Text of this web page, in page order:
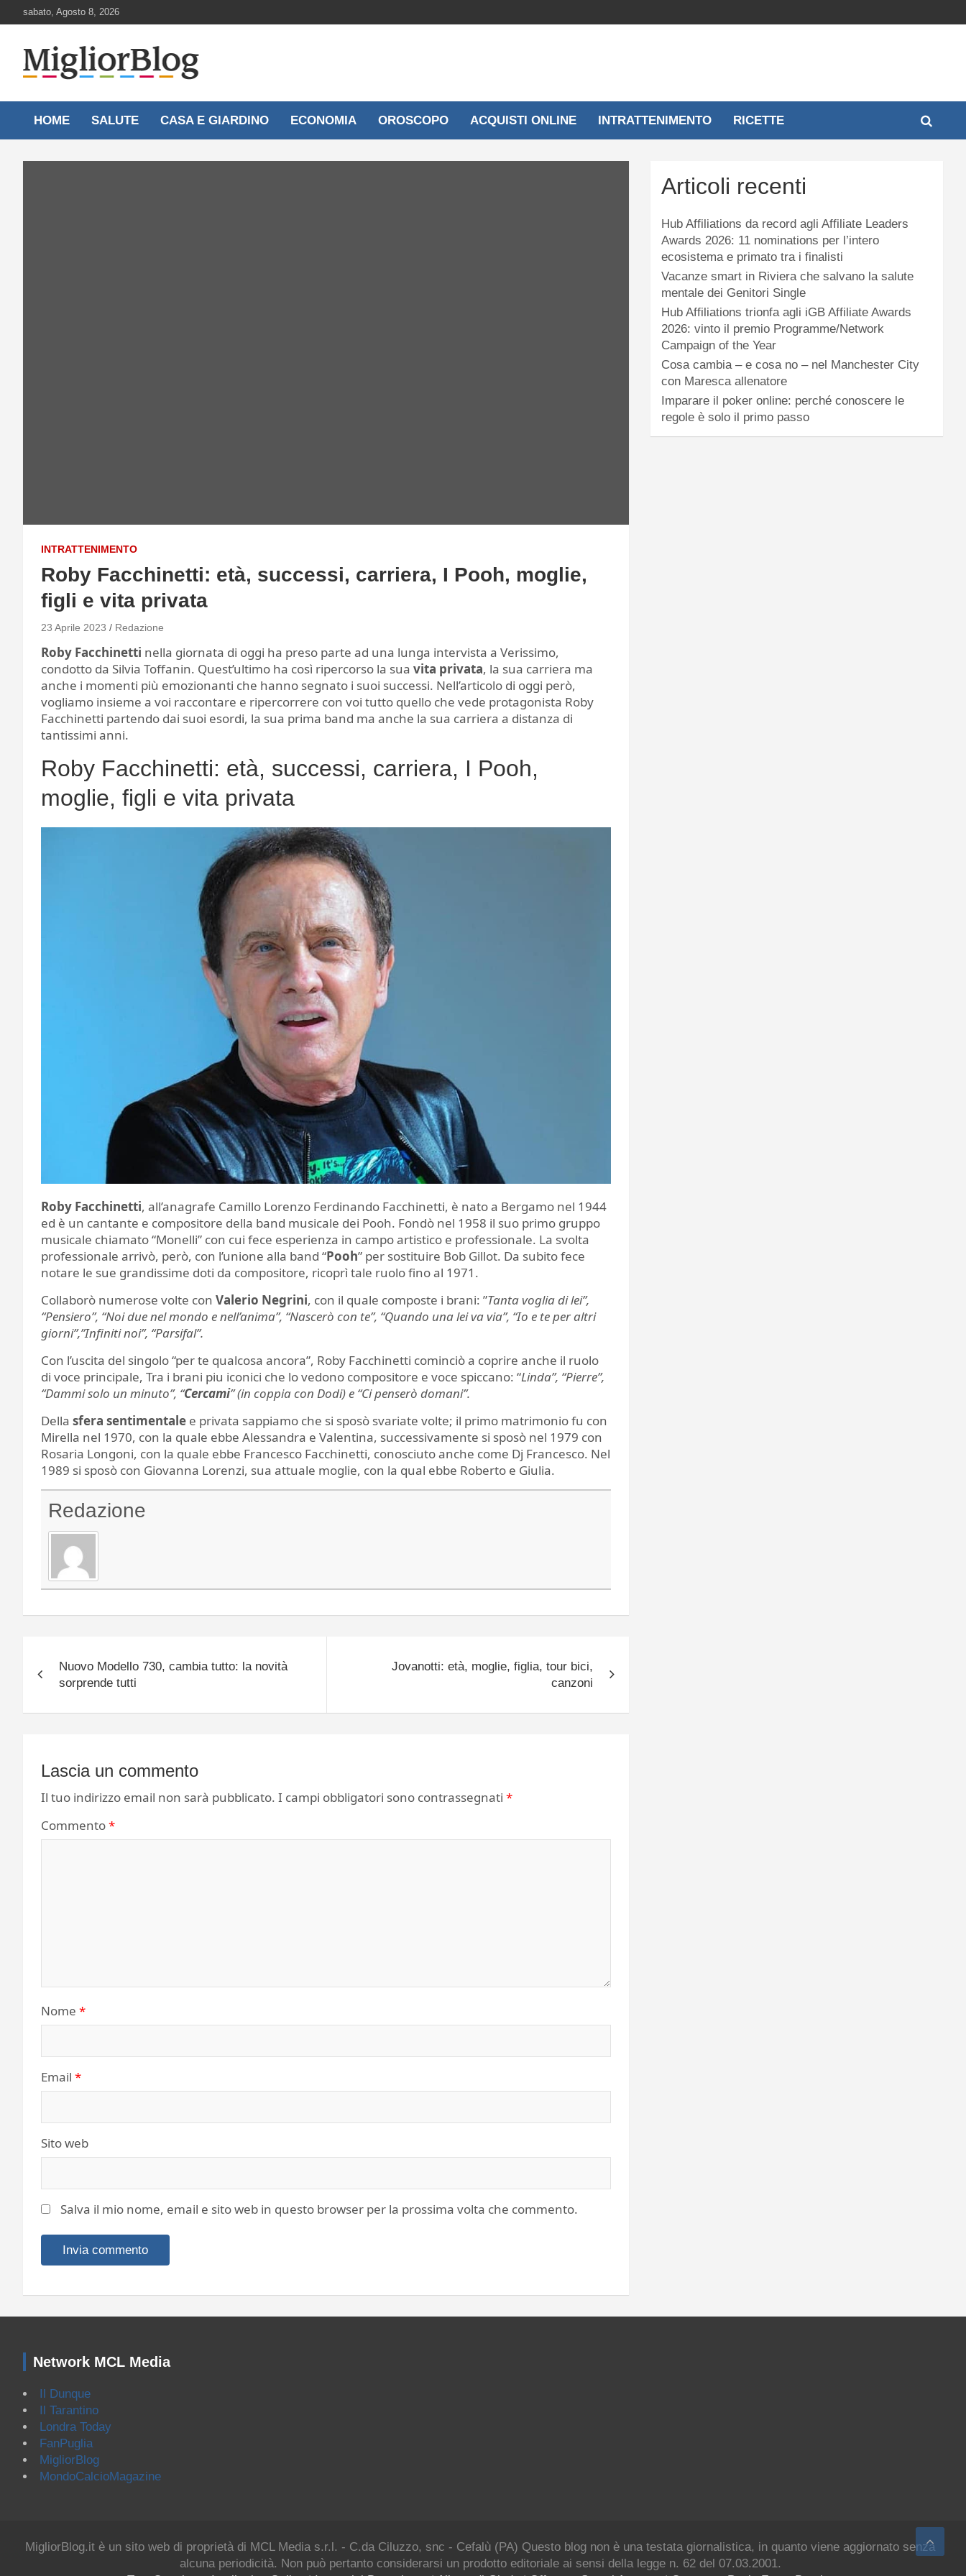
to
sabato, Agosto 8, 2026
MigliorBlog.it
HOME SALUTE CASA E GIARDINO ECONOMIA OROSCOPO ACQUISTI ONLINE INTRATTENIMENTO RICETTE
INTRATTENIMENTO
Roby Facchinetti: età, successi, carriera, I Pooh, moglie,
figli e vita privata
23 Aprile 2023 Redazione
Roby Facchinetti nella giornata di oggi ha preso parte ad una lunga intervista a Verissimo,
condotto da Silvia Toffanin. Quest’ultimo ha così ripercorso la sua vita privata, la sua carriera ma
anche i momenti più emozionanti che hanno segnato i suoi successi. Nell’articolo di oggi però,
vogliamo insieme a voi raccontare e ripercorrere con voi tutto quello che vede protagonista Roby
Facchinetti partendo dai suoi esordi, la sua prima band ma anche la sua carriera a distanza di
tantissimi anni.
Roby Facchinetti: età, successi, carriera, I Pooh,
moglie, figli e vita privata
Roby Facchinetti, all’anagrafe Camillo Lorenzo Ferdinando Facchinetti, è nato a Bergamo nel 1944
ed è un cantante e compositore della band musicale dei Pooh. Fondò nel 1958 il suo primo gruppo
musicale chiamato “Monelli” con cui fece esperienza in campo artistico e professionale. La svolta
professionale arrivò, però, con l’unione alla band “Pooh” per sostituire Bob Gillot. Da subito fece
notare le sue grandissime doti da compositore, ricoprì tale ruolo fino al 1971.
Collaborò numerose volte con Valerio Negrini, con il quale composte i brani: ”Tanta voglia di lei”,
“Pensiero”, “Noi due nel mondo e nell’anima”, “Nascerò con te”, “Quando una lei va via”, “Io e te per altri
giorni”,”Infiniti noi”, “Parsifal”.
Con l’uscita del singolo “per te qualcosa ancora”, Roby Facchinetti cominciò a coprire anche il ruolo
di voce principale, Tra i brani piu iconici che lo vedono compositore e voce spiccano: “Linda”, “Pierre”,
“Dammi solo un minuto”, “Cercami” (in coppia con Dodi) e “Ci penserò domani”.
Della sfera sentimentale e privata sappiamo che si sposò svariate volte; il primo matrimonio fu con
Mirella nel 1970, con la quale ebbe Alessandra e Valentina, successivamente si sposò nel 1979 con
Rosaria Longoni, con la quale ebbe Francesco Facchinetti, conosciuto anche come Dj Francesco. Nel
1989 si sposò con Giovanna Lorenzi, sua attuale moglie, con la qual ebbe Roberto e Giulia.
Redazione
articoli
Nuovo Modello 730, cambia tutto: la novità
sorprende tutti
Jovanotti: età, moglie, figlia, tour bici,
canzoni
Lascia un commento
Il tuo indirizzo email non sarà pubblicato. I campi obbligatori sono contrassegnati *
Commento*
Nome *
Email *
Sito web
Salva il mio nome, email e sito web in questo browser per la prossima volta che commento.
Articoli recenti
Hub Affiliations da record agli Affiliate Leaders
Awards 2026: 11 nominations per l’intero
ecosistema e primato tra i finalisti
Vacanze smart in Riviera che salvano la salute
mentale dei Genitori Single
Hub Affiliations trionfa agli iGB Affiliate Awards
2026: vinto il premio Programme/Network
Campaign of the Year
Cosa cambia – e cosa no – nel Manchester City
con Maresca allenatore
Imparare il poker online: perché conoscere le
regole è solo il primo passo
Network MCL Media
Il Dunque
Il Tarantino
Londra Today
FanPuglia
MigliorBlog
MondoCalcioMagazine
MigliorBlog.it è un sito web di proprietà di MCL Media s.r.l. - C.da Ciluzzo, snc - Cefalù (PA) Questo blog non è una testata giornalistica, in quanto viene aggiornato senza
alcuna periodicità. Non può pertanto considerarsi un prodotto editoriale ai sensi della legge n. 62 del 07.03.2001.